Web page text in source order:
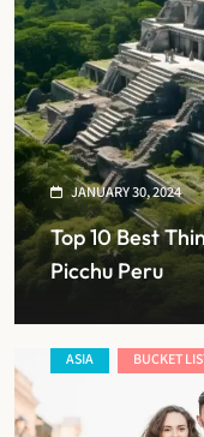
JANUARY 30, 2024
Top 10 Best
Picchu Peru
ASIA BUCKET